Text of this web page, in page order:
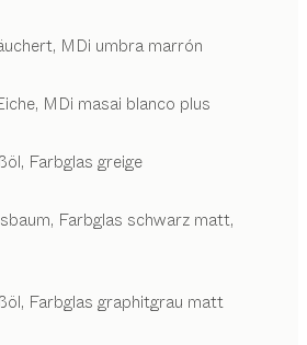
MDi umbra marrón
MDi masai blanco plus
Farbglas greige
Farbglas schwarz matt,
Farbglas graphitgrau matt